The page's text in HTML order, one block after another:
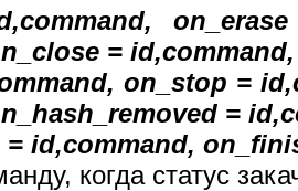
= id,command,
on_stop =
=
id,command,
когда статус